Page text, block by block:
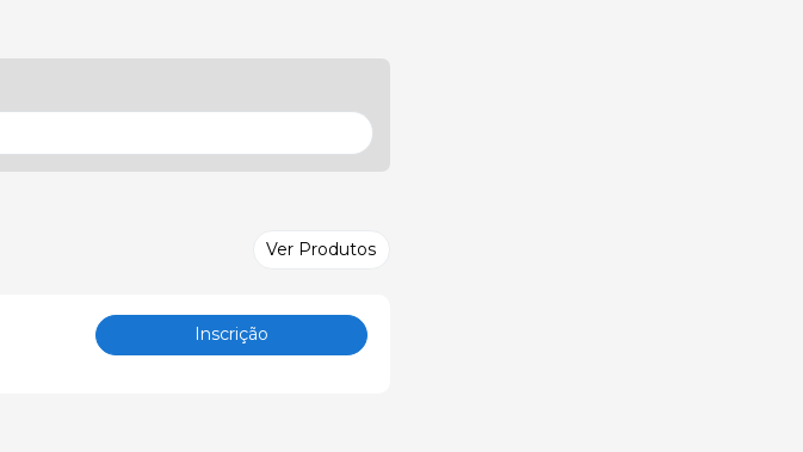
Ver Produtos
Inscrição